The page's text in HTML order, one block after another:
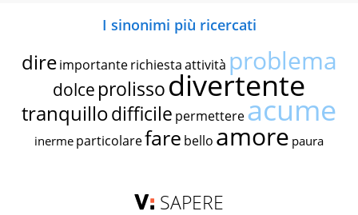
I sinonimi più ricercati
dire importante richiestaattività problema
dolce prolissodivertente
tranquillodifficile permettereacume
inerme particolarefare bello amore paura
SAPERE